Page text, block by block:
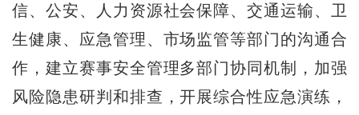
信、公安、人力资源社会保障、交通运输、卫
生健康、应急管理、市场监管等部门的沟通合
作，建立赛事安全管理多部门协同机制，加强
风险隐患研判和排查，开展综合性应急演练，